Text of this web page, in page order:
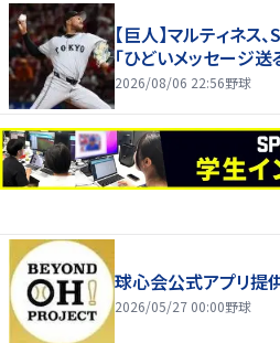
【巨人】マルティネ
「ひどいメッセージ送
2026/08/06 22:56野球
球心会公式アプリ提
2026/05/27 00:00野球